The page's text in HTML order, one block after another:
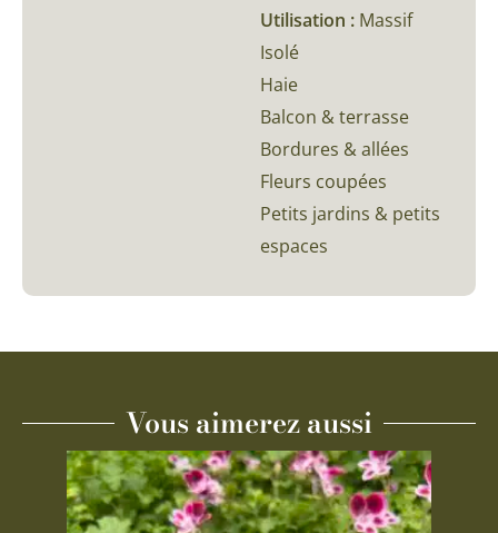
Utilisation : Massif
Isolé
Haie
Balcon & terrasse
Bordures & allées
Fleurs coupées
Petits jardins & petits
espaces
Vous aimerez aussi